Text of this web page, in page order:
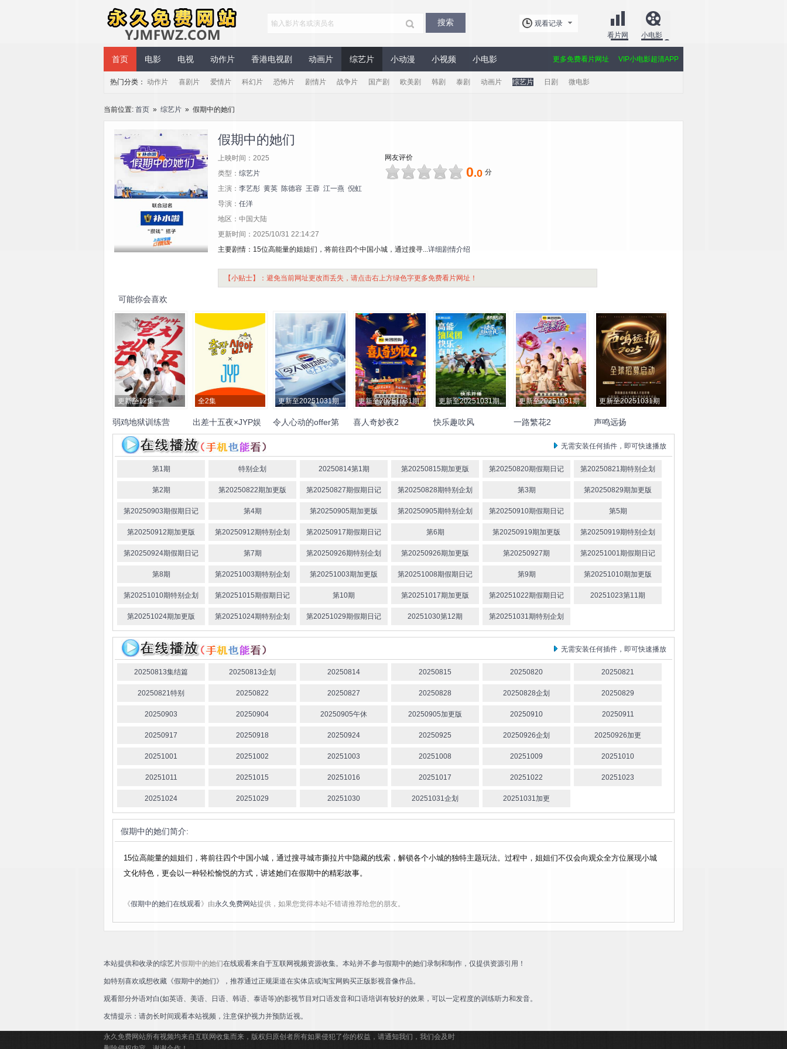
永久免费网站
观看记录
看片网
小电影
首页 电影 电视 动作片 香港电视剧 动画片 综艺片 小动漫 小视频 小电影 VIP小电影超清APP
更多免费看片网址
热门分类： 动作片 喜剧片 爱情片 科幻片 恐怖片 剧情片 战争片 国产剧 欧美剧 韩剧 泰剧 动画片 综艺片 日剧 微电影
当前位置: 首页 » 综艺片 » 假期中的她们
假期中的她们
上映时间：2025
类型： 综艺片
主演： 李艺彤 黄英 陈德容 王蓉 江一燕 倪虹
导演： 任洋
地区：中国大陆
更新时间：2025/10/31 22:14:27
主要剧情：15位高能量的姐姐们，将前往四个中国小城，通过搜寻...详细剧情介绍
网友评价
0.0 分
【小贴士】：避免当前网址更改而丢失，请点击右上方绿色字更多免费看片网址！
可能你会喜欢
更新至12集
弱鸡地狱训练营
崔丹尼尔 林哲 祖拿芬·汤
O3ohn
全2集
出差十五夜×JYP娱
乐
罗暎锡 朴轸永 金闵俊 尼
查坤·抔勒威查固 张祐荣
金元弼 尹
金多贤 方灿 徐彰彬 黄
铉辰
崔智寿 申留
吴承珉
韩亨準 李周演 朴
珍
薛仑娥 金智佑
牧野仁菜 富
更新至20251031期
令人心动的offer第
七季
陈铭 贺峻霖 王子奇 徐志
更新至20251031期
喜人奇妙夜2
马东 大张伟 李诞 孟子义
土豆
滕哲 蒋龙 张
更新至20251031期
快乐趣吹风
秦昊 大张伟 高瀚宇 颜人
更新至20251031期
一路繁花2
何赛飞 刘嘉玲 刘晓庆 宁
邵子恒 柯淳 叶
童 余宇涵
更新至20251031期
声鸣远扬
阿云嘎 蔡国庆 萨顶顶
无需安装任何插件，即可快速播放
第1期 特别企划 20250814第1期 第20250815期加更版 第20250820期假期日记 第20250821期特别企划
第2期 第20250822期加更版 第20250827期假期日记 第20250828期特别企划 第3期 第20250829期加更版
第20250903期假期日记 第4期 第20250905期加更版 第20250905期特别企划 第20250910期假期日记 第5期
第20250912期加更版 第20250912期特别企划 第20250917期假期日记 第6期 第20250919期加更版 第20250919期特别企划
第20250924期假期日记 第7期 第20250926期特别企划 第20250926期加更版 第20250927期 第20251001期假期日记
第8期 第20251003期特别企划 第20251003期加更版 第20251008期假期日记 第9期 第20251010期加更版
第20251010期特别企划 第20251015期假期日记 第10期 第20251017期加更版 第20251022期假期日记 20251023第11期
第20251024期加更版 第20251024期特别企划 第20251029期假期日记 20251030第12期 第20251031期特别企划
无需安装任何插件，即可快速播放
20250813集结篇 20250813企划 20250814 20250815 20250820 20250821
20250821特别 20250822 20250827 20250828 20250828企划 20250829
20250903 20250904 20250905午休 20250905加更版 20250910 20250911
20250917 20250918 20250924 20250925 20250926企划 20250926加更
20251001 20251002 20251003 20251008 20251009 20251010
20251011 20251015 20251016 20251017 20251022 20251023
20251024 20251029 20251030 20251031企划 20251031加更
假期中的她们简介:
15位高能量的姐姐们，将前往四个中国小城，通过搜寻城市撕拉片中隐藏的线索，解锁各个小城的独特主题玩法。过程中，姐姐们不仅会向观众全方位展现小城
文化特色，更会以一种轻松愉悦的方式，讲述她们在假期中的精彩故事。
《假期中的她们在线观看》由永久免费网站提供，如果您觉得本站不错请推荐给您的朋友。
本站提供和收录的综艺片假期中的她们在线观看来自于互联网视频资源收集。本站并不参与假期中的她们录制和制作，仅提供资源引用！
如特别喜欢或想收藏《假期中的她们》，推荐通过正规渠道在实体店或淘宝网购买正版影视音像作品。
观看部分外语对白(如英语、美语、日语、韩语、泰语等)的影视节目对口语发音和口语培训有较好的效果，可以一定程度的训练听力和发音。
友情提示：请勿长时间观看本站视频，注意保护视力并预防近视。
永久免费网站所有视频均来自互联网收集而来，版权归原创者所有如果侵犯了你的权益，请通知我们，我们会及时